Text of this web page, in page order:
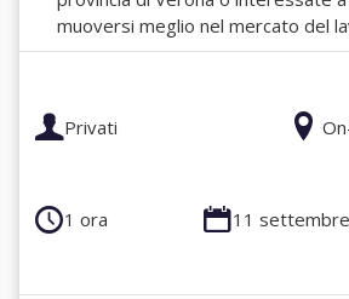
muoversi meglio nel mercato del
Privati
1 ora 11